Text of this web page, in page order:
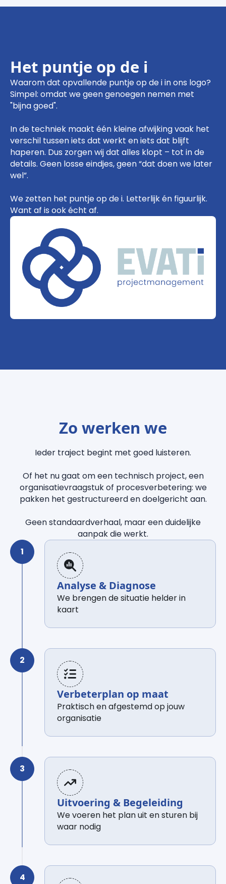
Het puntje op de i
Waarom dat opvallende puntje op de i in ons logo?
Simpel: omdat we geen genoegen nemen met
"bijna goed".
In de techniek maakt één kleine afwijking vaak het
verschil tussen iets dat werkt en iets dat blijft
haperen. Dus zorgen wij dat alles klopt – tot in de
details. Geen losse eindjes, geen “dat doen we later
wel”.
We zetten het puntje op de i. Letterlijk én figuurlijk.
Want af is ook écht af.
Zo werken we
Ieder traject begint met goed luisteren.
Of het nu gaat om een technisch project, een
organisatievraagstuk of procesverbetering: we
pakken het gestructureerd en doelgericht aan.
Geen standaardverhaal, maar een duidelijke
aanpak die werkt.
Analyse & Diagnose
We brengen de situatie helder in
kaart
Verbeterplan op maat
Praktisch en afgestemd op jouw
organisatie
Uitvoering & Begeleiding
We voeren het plan uit en sturen bij
waar nodig